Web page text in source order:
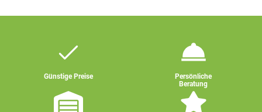
Günstige Preise
Persönliche
Beratung